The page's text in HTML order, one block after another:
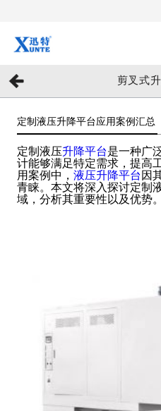
剪叉式
定制液压升降平台应用案例汇总
定制液压升降平台是一种广
计能够满足特定需求，提高
用案例中， 液压升降平台 因
青睐。本文将深入探讨定制
域，分析其重要性以及优势。